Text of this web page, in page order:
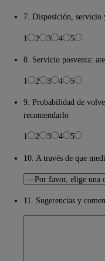
7. Disposición, servicio
1 2 3 4 5
8. Servicio posventa:
1 2 3 4 5
9. Probabilidad de
recomendarlo
1 2 3 4 5
10. A través de que
11. Sugerencias y